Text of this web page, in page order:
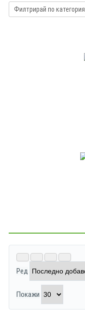
Филтрирай по категория
Ред
Покажи